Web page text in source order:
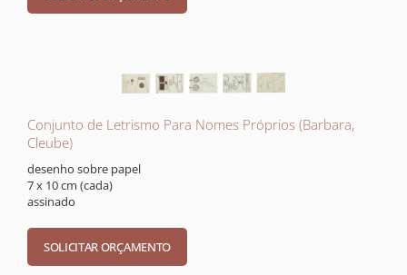
Conjunto de Letrismo Para Nomes Próprios (Barbara,
Cleube)
desenho sobre papel
7 x 10 cm (cada)
assinado